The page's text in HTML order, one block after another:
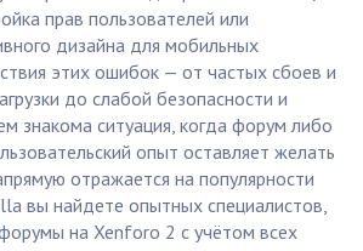
прав пользователей или
дизайна для мобильных
этих ошибок — от частых сбоев и
до слабой безопасности и
знакома ситуация, когда форум либо
опыт оставляет желать
отражается на популярности
вы найдете опытных специалистов,
на Xenforo 2 с учётом всех